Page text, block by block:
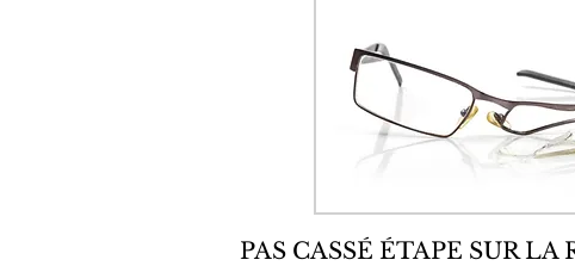
PAS CASSÉ ÉTAPE SUR